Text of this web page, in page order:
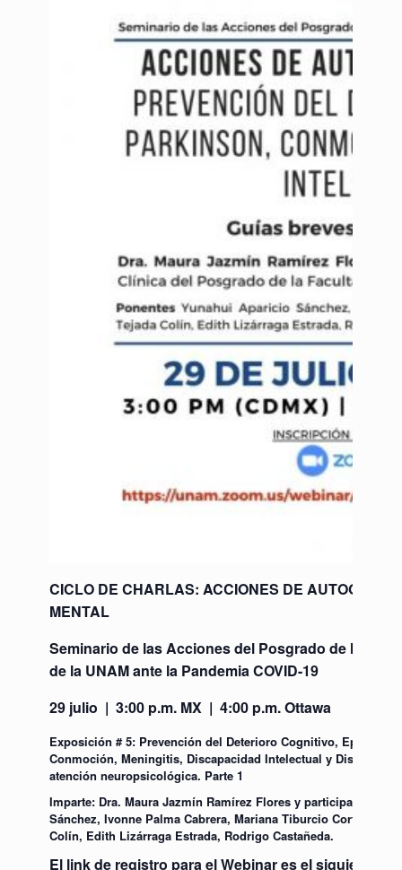
CICLO DE CHARLAS: ACCIONES DE
MENTAL
Seminario de las Acciones del Posgrado de la
de la UNAM ante la Pandemia COVID-19
29 julio | 3:00 p.m. MX | 4:00 p.m. Ottawa
Exposición # 5: Prevención del Deterioro Cognitivo, Epilepsia,
Conmoción, Meningitis, Discapacidad Intelectual y Disgrafía.
atención neuropsicológica. Parte 1
Imparte: Dra. Maura Jazmín Ramírez Flores y participan con
Sánchez, Ivonne Palma Cabrera, Mariana Tiburcio Cortes,
Colín, Edith Lizárraga Estrada, Rodrigo Castañeda.
El link de registro para el Webinar es el siguiente: